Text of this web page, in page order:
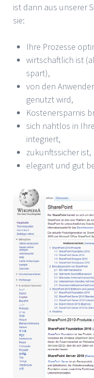
ist dann aus unserer
sie:
Ihre Prozesse
wirtschaftlich ist
spart),
von den
genutzt wird,
Kostenersparnis
sich nahtlos in
integriert,
zukunftssicher ist,
elegant und gut